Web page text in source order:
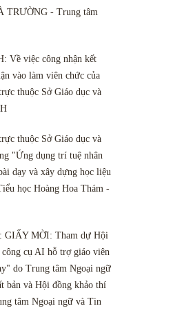
TRƯỜNG - Trung tâm
Về việc công nhận kết
vào làm viên chức của
thuộc Sở Giáo dục và
thuộc Sở Giáo dục và
"Ứng dụng trí tuệ nhân
dạy và xây dựng học liệu
học Hoàng Hoa Thám -
GIẤY MỜI: Tham dự Hội
cụ AI hỗ trợ giáo viên
do Trung tâm Ngoại ngữ
bản và Hội đồng khảo thí
tâm Ngoại ngữ và Tin